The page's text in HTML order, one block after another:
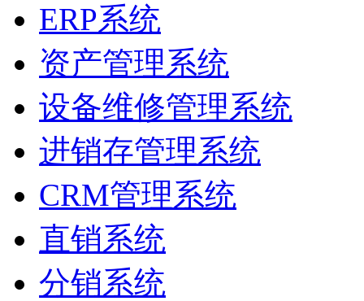
ERP系统
资产管理系统
设备维修管理系统
进销存管理系统
CRM管理系统
直销系统
分销系统